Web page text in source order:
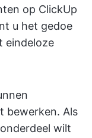
op ClickUp
u het gedoe
eindeloze
bewerken. Als
wilt